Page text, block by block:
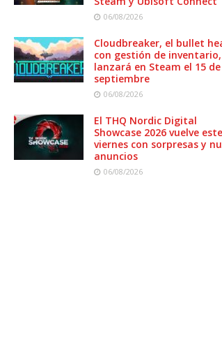
06/08/2026
Cloudbreaker, el bullet
con gestión de
lanzará en Steam el 15 de
septiembre
06/08/2026
El THQ Nordic Digital
Showcase 2026 vuelve este
viernes con sorpresas y
anuncios
06/08/2026